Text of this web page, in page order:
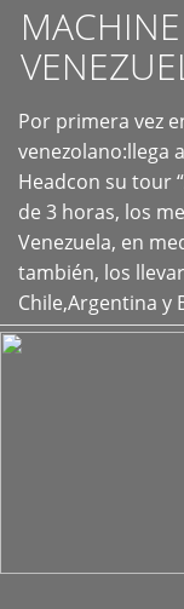
Por primera vez
venezolano:llega
Headcon su tour
de 3 horas, los
Venezuela, en
también, los
Chile,Argentina y